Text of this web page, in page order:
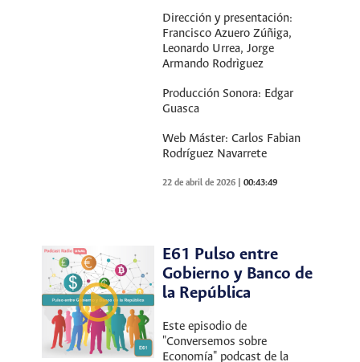
Dirección y presentación:
Francisco Azuero Zúñiga,
Leonardo Urrea, Jorge
Armando Rodrìguez
Producción Sonora: Edgar
Guasca
Web Máster: Carlos Fabian
Rodríguez Navarrete
22 de abril de 2026 |00:43:49
E61 Pulso entre
Gobierno y Banco de
la República
Este episodio de
"Conversemos sobre
Economía" podcast de la